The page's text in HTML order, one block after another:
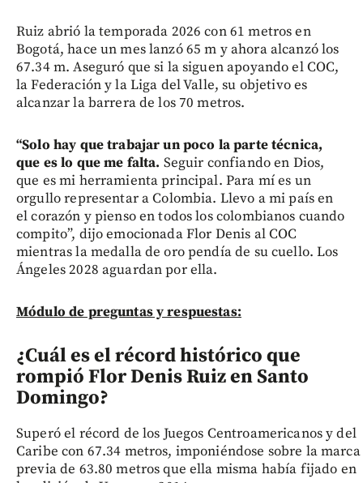
Ruiz abrió la temporada 2026 con 61 metros en
Bogotá, hace un mes lanzó 65 m y ahora alcanzó los
67.34 m. Aseguró que si la siguen apoyando el COC,
la Federación y la Liga del Valle, su objetivo es
alcanzar la barrera de los 70 metros.
“Solo hay que trabajar un poco la parte técnica,
que es lo que me falta. Seguir confiando en Dios,
que es mi herramienta principal. Para mí es un
orgullo representar a Colombia. Llevo a mi país en
el corazón y pienso en todos los colombianos cuando
compito”, dijo emocionada Flor Denis al COC
mientras la medalla de oro pendía de su cuello. Los
Ángeles 2028 aguardan por ella.
Módulo de preguntas y respuestas:
¿Cuál es el récord histórico que
rompió Flor Denis Ruiz en Santo
Domingo?
Superó el récord de los Juegos Centroamericanos y del
Caribe con 67.34 metros, imponiéndose sobre la marca
previa de 63.80 metros que ella misma había fijado en